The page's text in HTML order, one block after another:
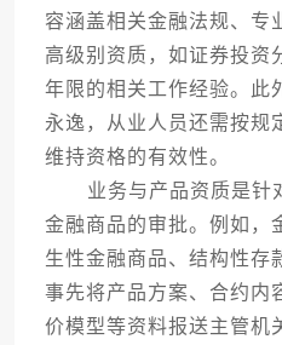
容涵盖相关金融法规、专
高级别资质，如证券投资
年限的相关工作经验。此
永逸，从业人员还需按规
维持资格的有效性。
业务与产品资质是针
金融商品的审批。例如，
生性金融商品、结构性存
事先将产品方案、合约内
价模型等资料报送主管机